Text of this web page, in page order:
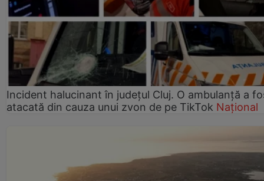
Incident halucinant în județul Cluj. O ambulanță a
atacată din cauza unui zvon de pe TikTok Național